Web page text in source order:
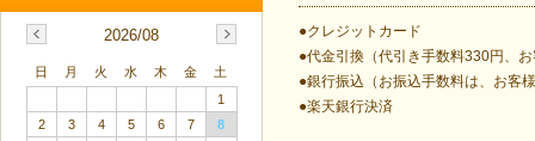
●クレジットカード
●代金引換（代引き手数料330円、
●銀行振込（お振込手数料は、お客
●楽天銀行決済
2026/08
日 月 火 水 木 金
土
1
2
3 4 5 6 7
8